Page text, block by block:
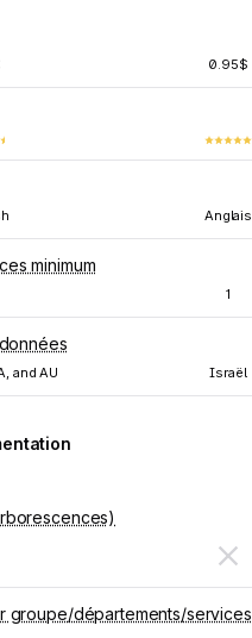
0.95$
Anglais
minimum
1
and AU Israël
groupe/départements/services